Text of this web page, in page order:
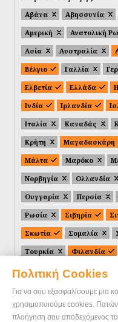
Πολιτική Cookies
Για να σου εξασφαλίσουμε μια
χρησιμοποιούμε cookies.
πλοήγηση σου αποδεχόμενος
Αβάνα Αβησσυνία
Αμερική
Ανατολική
Ασία
Αυστραλία
Βέλγιο
Γαλλία
Ελβετία
Ελλάδα
Ινδία
Ιρλανδία
Ιταλία
Καναδάς
Κρήτη
Μαγαδασκάρη
Μάλτα
Μαρόκο
Νορβηγία
Ολλανδία
Ουγγαρία
Περσία
Ρωσία
Σιβηρία
Σκωτία
Σομαλία
Τουρκία
Φιλανδία